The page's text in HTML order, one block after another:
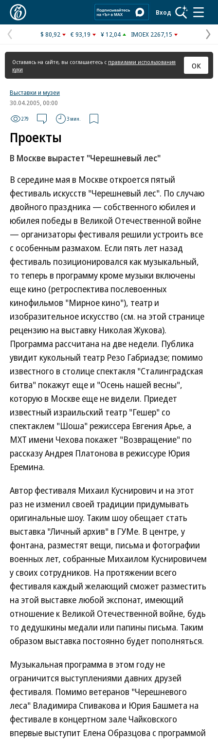
Вход
Предыдущая
страница
$ 80,92 € 93,19 ¥ 12,04 IMOEX 2267,15
Оставаясь на сайте, вы соглашаетесь с правилами использования
куки
ОК
Выставки и музеи
30.04.2005, 00:00
279 3 мин.
Проекты
В Москве вырастет "Черешневый лес"
В середине мая в Москве откроется пятый
фестиваль искусств "Черешневый лес". По случаю
двойного праздника — собственного юбилея и
юбилея победы в Великой Отечественной войне
— организаторы фестиваля решили устроить все
с особенным размахом. Если пять лет назад
фестиваль позиционировался как музыкальный,
то теперь в программу кроме музыки включены
еще кино (ретроспектива послевоенных
кинофильмов "Мирное кино"), театр и
изобразительное искусство (см. на этой странице
рецензию на выставку Николая Жукова).
Программа рассчитана на две недели. Публика
увидит кукольный театр Резо Габриадзе; помимо
известного в столице спектакля "Сталинградская
битва" покажут еще и "Осень нашей весны",
которую в Москве еще не видели. Приедет
известный израильский театр "Гешер" со
спектаклем "Шоша" режиссера Евгения Арье, а
МХТ имени Чехова покажет "Возвращение" по
рассказу Андрея Платонова в режиссуре Юрия
Еремина.
Автор фестиваля Михаил Куснирович и на этот
раз не изменил своей традиции придумывать
оригинальные шоу. Таким шоу обещает стать
выставка "Личный архив" в ГУМе. В центре, у
фонтана, разместят вещи, письма и фотографии
военных лет, собранные Михаилом Куснировичем
у своих сотрудников. На протяжении всего
фестиваля каждый желающий сможет разместить
на этой выставке любой экспонат, имеющий
отношение к Великой Отечественной войне, будь
то дедушкины медали или папины письма. Таким
образом выставка постоянно будет пополняться.
Музыкальная программа в этом году не
ограничится выступлениями давних друзей
фестиваля. Помимо ветеранов "Черешневого
леса" Владимира Спивакова и Юрия Башмета на
фестивале в концертном зале Чайковского
впервые выступит Елена Образцова с программой